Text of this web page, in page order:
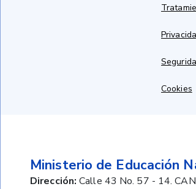
Cookies
Ministerio de Educación
Dirección: Calle 43 No. 57 - 14.